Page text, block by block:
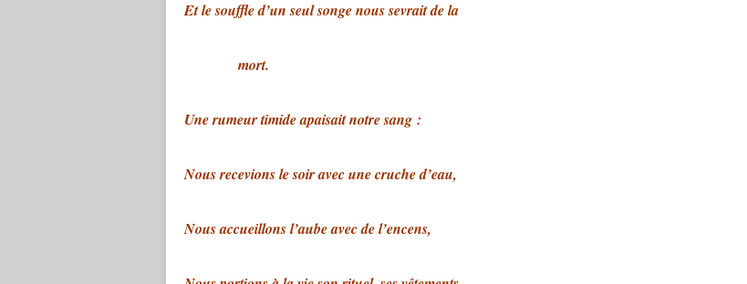
Et le souffle d’un seul songe nous sevrait de la
mort.
Une rumeur timide apaisait notre sang :
Nous recevions le soir avec une cruche d’eau,
Nous accueillons l’aube avec de l’encens,